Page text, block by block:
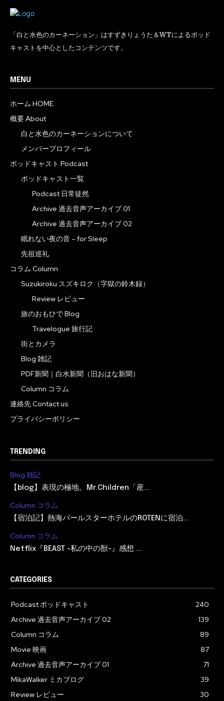
「白と水色のカーネーション」はすずきりょうた＆WTによるポッド
キャストを中心としたコンテンツです。
MENU
ホーム HOME
概要 About
白と水色のカーネーションについて
メンバープロフィール
ポッドキャスト Podcast
ポッドキャスト一覧
Podcast 日常徒然
Archive 過去音声アーカイブ 01
Archive 過去音声アーカイブ 02
眠れない夜の音 – for Sleep
先祖巡礼
コラム Column
Suzukiroku スズキロク（字獄の鈴木録）
Review レビュー
旅のおもひで Blog
Travelogue 旅行記
街とカメラ
Blog 雑記
PDF新聞｜白水新聞（旧おはな新聞）
Column コラム
連絡先 Contact us
プライバシーポリシー
TRENDING
Blog 雑記
【blog】表現の極地。Mr.Children「産...
Column コラム
【宿泊記】熱海パールスターホテルのROTENに宿泊...
Column コラム
Netflix『BEAST -私の中の獣-』感想 ...
CATEGORIES
Podcast ポッドキャスト
240
Archive 過去音声アーカイブ 02
139
Column コラム
89
Movie 映画
87
Archive 過去音声アーカイブ 01
71
MikaWalker ミカブログ
39
Review レビュー
30